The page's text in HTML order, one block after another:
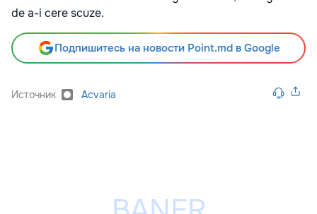
de a-i cere scuze.
Подпишитесь на новости Point.md в Google
Источник Acvaria